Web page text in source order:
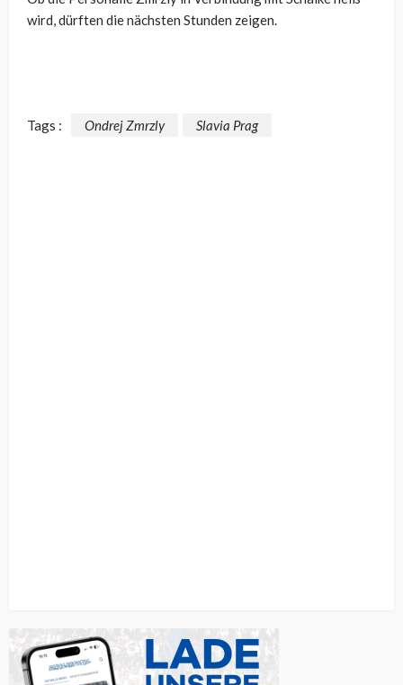
wird, dürften die nächsten Stunden zeigen.
Tags : Ondrej Zmrzly Slavia Prag